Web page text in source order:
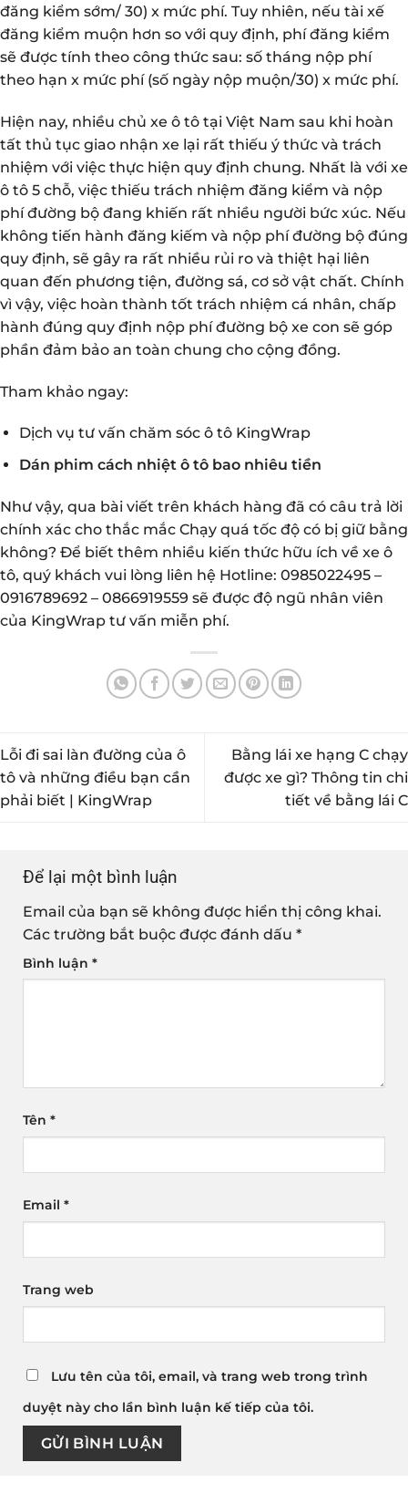
đăng kiểm sớm/ 30) x mức phí. Tuy nhiên, nếu tài xế
đăng kiểm muộn hơn so với quy định, phí đăng kiểm
sẽ được tính theo công thức sau: số tháng nộp phí
theo hạn x mức phí (số ngày nộp muộn/30) x mức phí.
Hiện nay, nhiều chủ xe ô tô tại Việt Nam sau khi hoàn
tất thủ tục giao nhận xe lại rất thiếu ý thức và trách
nhiệm với việc thực hiện quy định chung. Nhất là với xe
ô tô 5 chỗ, việc thiếu trách nhiệm đăng kiểm và nộp
phí đường bộ đang khiến rất nhiều người bức xúc. Nếu
không tiến hành đăng kiếm và nộp phí đường bộ đúng
quy định, sẽ gây ra rất nhiều rủi ro và thiệt hại liên
quan đến phương tiện, đường sá, cơ sở vật chất. Chính
vì vậy, việc hoàn thành tốt trách nhiệm cá nhân, chấp
hành đúng quy định nộp phí đường bộ xe con sẽ góp
phần đảm bảo an toàn chung cho cộng đồng.
Tham khảo ngay:
Dịch vụ tư vấn chăm sóc ô tô KingWrap
Dán phim cách nhiệt ô tô bao nhiêu tiền
Như vậy, qua bài viết trên khách hàng đã có câu trả lời
chính xác cho thắc mắc Chạy quá tốc độ có bị giữ bằng
không? Để biết thêm nhiều kiến thức hữu ích về xe ô
tô, quý khách vui lòng liên hệ Hotline: 0985022495 –
0916789692 – 0866919559 sẽ được độ ngũ nhân viên
của KingWrap tư vấn miễn phí.
Lỗi đi sai làn đường của ô
tô và những điều bạn cần
phải biết | KingWrap
Bằng lái xe hạng C chạy
được xe gì? Thông tin chi
tiết về bằng lái C
Để lại một bình luận
Email của bạn sẽ không được hiển thị công khai.
Các trường bắt buộc được đánh dấu *
Bình luận *
Tên *
Email *
Trang web
Lưu tên của tôi, email, và trang web trong trình
duyệt này cho lần bình luận kế tiếp của tôi.